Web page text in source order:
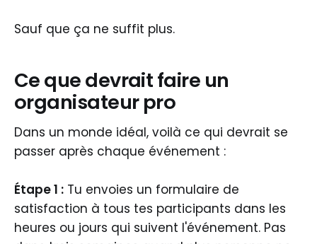
Sauf que ça ne suffit plus.
Ce que devrait faire un
organisateur pro
Dans un monde idéal, voilà ce qui devrait se
passer après chaque événement :
Étape 1 : Tu envoies un formulaire de
satisfaction à tous tes participants dans les
heures ou jours qui suivent l'événement. Pas